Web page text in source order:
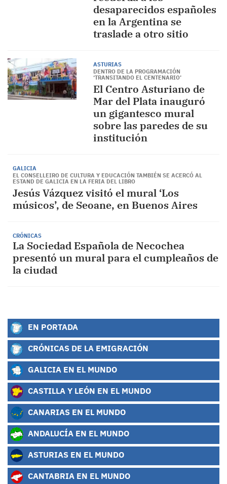
desaparecidos españoles
en la Argentina se
traslade a otro sitio
ASTURIAS
DENTRO DE LA PROGRAMACIÓN
‘TRANSITANDO EL CENTENARIO’
El Centro Asturiano de
Mar del Plata inauguró
un gigantesco mural
sobre las paredes de su
institución
GALICIA
EL CONSELLEIRO DE CULTURA Y EDUCACIÓN TAMBIÉN SE ACERCÓ AL
ESTAND DE GALICIA EN LA FERIA DEL LIBRO
Jesús Vázquez visitó el mural ‘Los
músicos’, de Seoane, en Buenos Aires
CRÓNICAS
La Sociedad Española de Necochea
presentó un mural para el cumpleaños de
la ciudad
EN PORTADA
CRÓNICAS DE LA EMIGRACIÓN
GALICIA EN EL MUNDO
CASTILLA Y LEÓN EN EL MUNDO
CANARIAS EN EL MUNDO
ANDALUCÍA EN EL MUNDO
ASTURIAS EN EL MUNDO
CANTABRIA EN EL MUNDO